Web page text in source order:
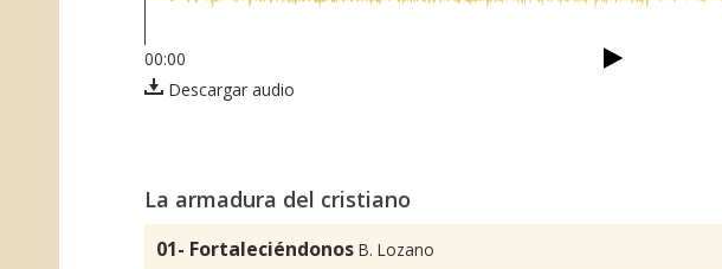
00:00
Descargar audio
La armadura del cristiano
01- Fortaleciéndonos B. Lozano